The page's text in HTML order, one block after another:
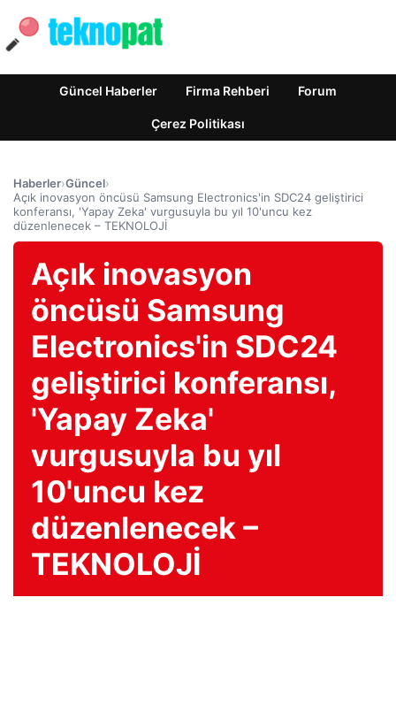
Güncel Haberler Firma Rehberi Forum
Çerez Politikası
Haberler›Güncel›
Açık inovasyon öncüsü Samsung Electronics'in SDC24 geliştirici
konferansı, 'Yapay Zeka' vurgusuyla bu yıl 10'uncu kez
düzenlenecek – TEKNOLOJİ
Açık inovasyon
öncüsü Samsung
Electronics'in SDC24
geliştirici konferansı,
'Yapay Zeka'
vurgusuyla bu yıl
10'uncu kez
düzenlenecek –
TEKNOLOJİ